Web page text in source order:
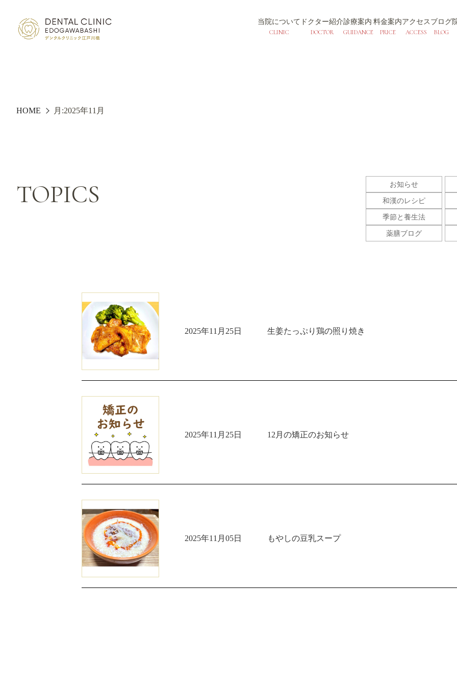
当院について
CLINIC
ドクター紹介
DOCTOR
診療案内
GUIDANCE
料金案内
PRICE
アクセス
ACCESS
ブログ
BLOG
HOME 月:2025年11月
TOPICS お知らせ
和漢のレシピ
季節と養生法
薬膳ブログ
2025年11月25日 生姜たっぷり鶏の照り焼き
2025年11月25日 12月の矯正のお知らせ
2025年11月05日 もやしの豆乳スープ